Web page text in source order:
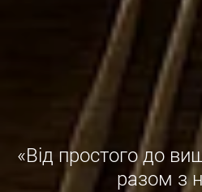
«Від простого до
разом з